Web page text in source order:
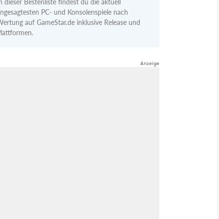
PC- und Konsolenspiele nach
auf GameStar.de inklusive Release und